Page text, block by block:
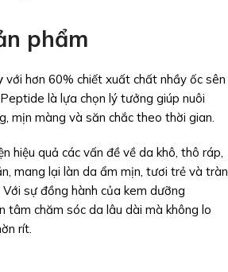
phẩm
với hơn 60% chiết xuất chất nhầy ốc sên
là lựa chọn lý tưởng giúp nuôi
mịn màng và săn chắc theo thời gian.
hiệu quả các vấn đề về da khô, thô ráp,
mang lại làn da ẩm mịn, tươi trẻ và tràn
sự đồng hành của kem dưỡng
tâm chăm sóc da lâu dài mà không lo
rít.